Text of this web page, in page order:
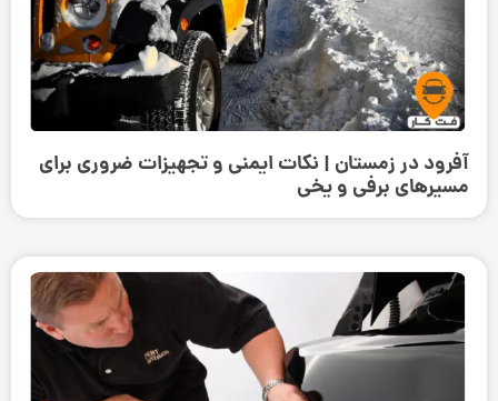
آفرود در زمستان | نکات ایمنی و تجهیزات ضروری برای
مسیرهای برفی و یخی